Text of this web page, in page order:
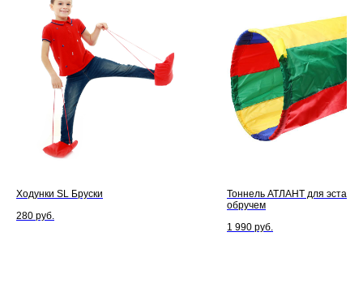
Ходунки SL Бруски
280 руб.
Тоннель АТЛАНТ для
обручем
1 990 руб.